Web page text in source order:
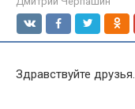
Здравствуйте друзья.